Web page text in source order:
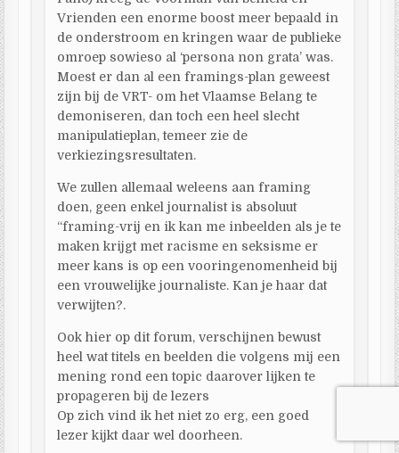
Vrienden een enorme boost meer bepaald in
de onderstroom en kringen waar de publieke
omroep sowieso al ‘persona non grata’ was.
Moest er dan al een framings-plan geweest
zijn bij de VRT- om het Vlaamse Belang te
demoniseren, dan toch een heel slecht
manipulatieplan, temeer zie de
verkiezingsresultaten.
We zullen allemaal weleens aan framing
doen, geen enkel journalist is absoluut
“framing-vrij en ik kan me inbeelden als je te
maken krijgt met racisme en seksisme er
meer kans is op een vooringenomenheid bij
een vrouwelijke journaliste. Kan je haar dat
verwijten?.
Ook hier op dit forum, verschijnen bewust
heel wat titels en beelden die volgens mij een
mening rond een topic daarover lijken te
propageren bij de lezers
Op zich vind ik het niet zo erg, een goed
lezer kijkt daar wel doorheen.